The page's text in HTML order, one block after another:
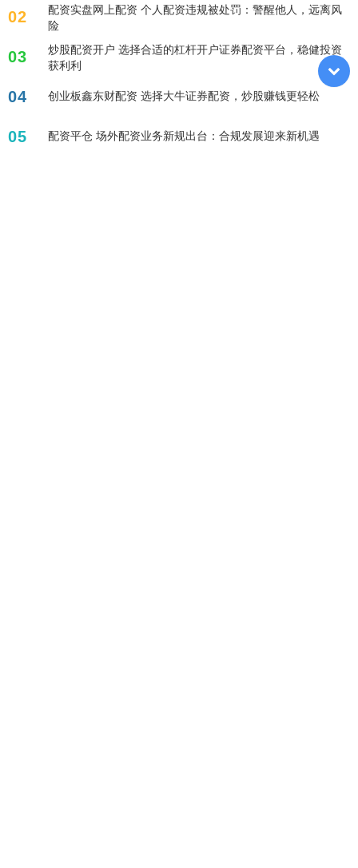
02
配资实盘网上配资 个人配资违规被处罚：警醒他人，远离风
险
03
炒股配资开户 选择合适的杠杆开户证券配资平台，稳健投资
获利利
04 创业板鑫东财配资 选择大牛证券配资，炒股赚钱更轻松
05 配资平仓 场外配资业务新规出台：合规发展迎来新机遇